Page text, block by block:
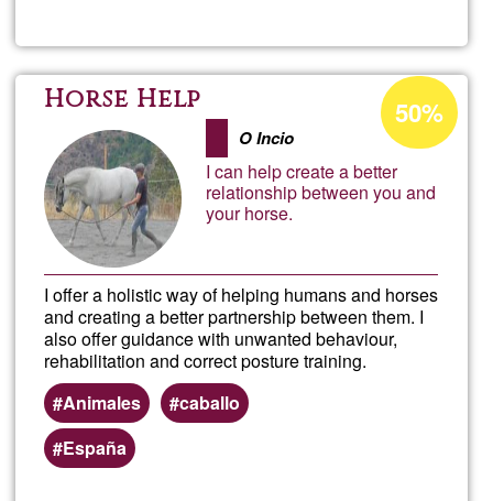
Horse Help
O Incio
I can help create a better
relationship between you and
your horse.
I offer a holistic way of helping humans and horses
and creating a better partnership between them. I
also offer guidance with unwanted behaviour,
rehabilitation and correct posture training.
Animales
caballo
España
Porcentaje
de
aceptación
de
50%